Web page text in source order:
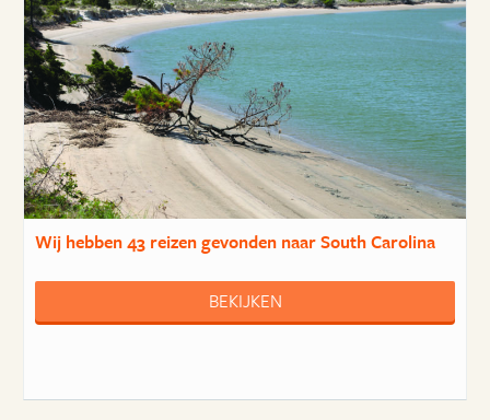
Wij hebben43 reizengevonden naar South Carolina
BEKIJKEN